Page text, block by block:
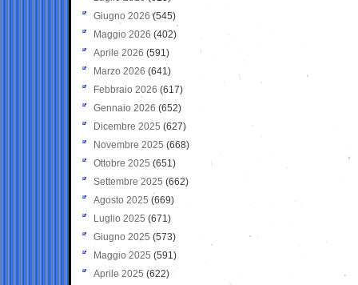
Giugno 2026 (545)
Maggio 2026 (402)
Aprile 2026 (591)
Marzo 2026 (641)
Febbraio 2026 (617)
Gennaio 2026 (652)
Dicembre 2025 (627)
Novembre 2025 (668)
Ottobre 2025 (651)
Settembre 2025 (662)
Agosto 2025 (669)
Luglio 2025 (671)
Giugno 2025 (573)
Maggio 2025 (591)
Aprile 2025 (622)